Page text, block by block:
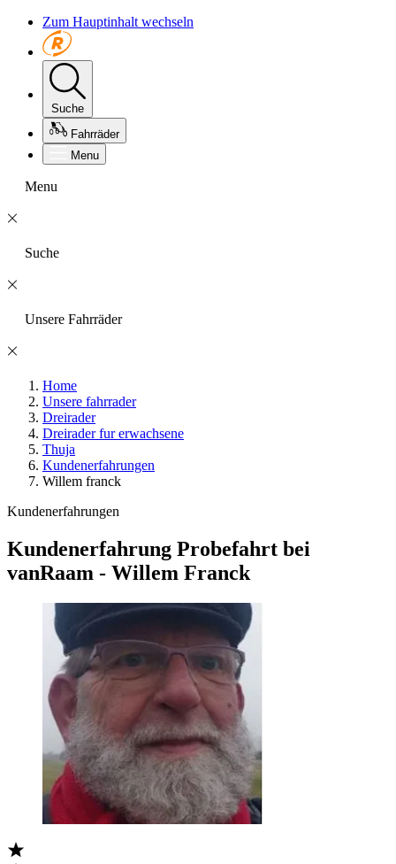
Zum Hauptinhalt wechseln
Suche
Fahrräder
Menu
Menu
Suche
Unsere Fahrräder
Home
Unsere fahrrader
Dreirader
Dreirader fur erwachsene
Thuja
Kundenerfahrungen
Willem franck
Kundenerfahrungen
Kundenerfahrung Probefahrt bei
vanRaam - Willem Franck